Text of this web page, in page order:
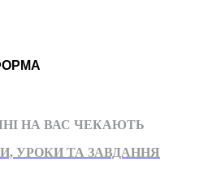
НА ВАС ЧЕКАЮТЬ
УРОКИ ТА ЗАВДАННЯ